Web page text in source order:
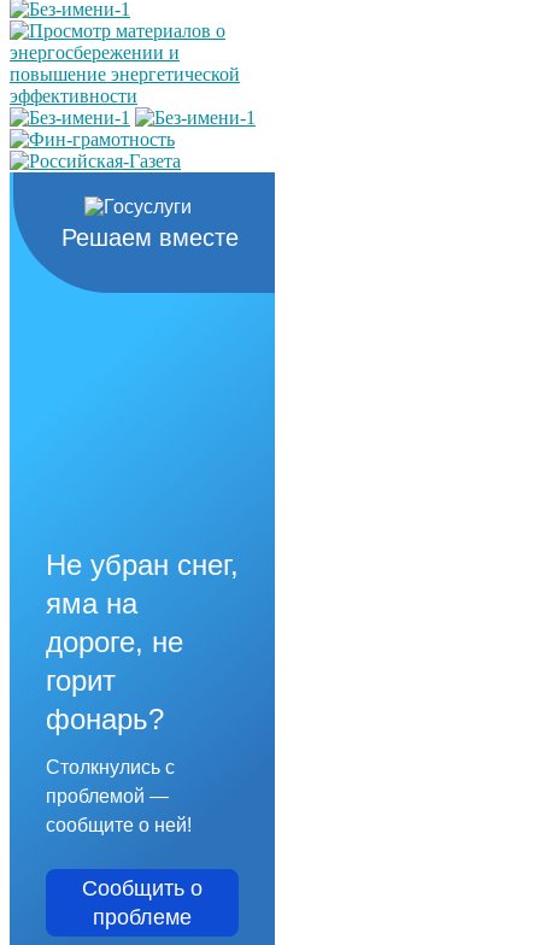
Решаем вместе
Не убран снег,
яма на
дороге, не
горит
фонарь?
Столкнулись с
проблемой —
сообщите о ней!
Сообщить о
проблеме